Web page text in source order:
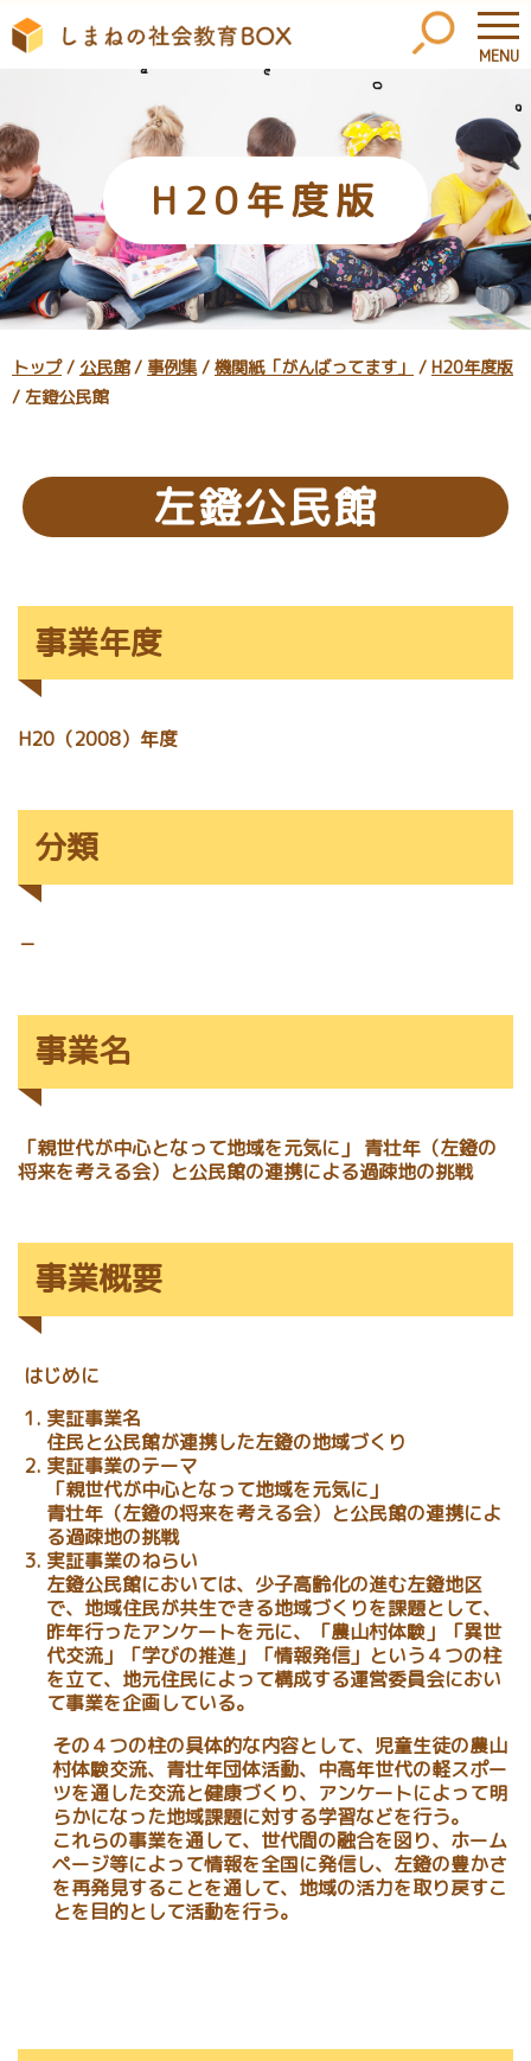
MENU
H20年度版
現
在
置：
トップ/ 公民館/ 事例集/ 機関紙「がんばってます」 / H20年度版
/ 左鐙公民館
左鐙公民館
事業年度
H20（2008）年度
分類
－
事業名
「親世代が中心となって地域を元気に」 青壮年（左鐙の
将来を考える会）と公民館の連携による過疎地の挑戦
事業概要
はじめに
実証事業名
住民と公民館が連携した左鐙の地域づくり
実証事業のテーマ
「親世代が中心となって地域を元気に」
青壮年（左鐙の将来を考える会）と公民館の連携によ
る過疎地の挑戦
実証事業のねらい
左鐙公民館においては、少子高齢化の進む左鐙地区
で、地域住民が共生できる地域づくりを課題として、
昨年行ったアンケートを元に、「農山村体験」「異世
代交流」「学びの推進」「情報発信」という４つの柱
を立て、地元住民によって構成する運営委員会におい
て事業を企画している。
その４つの柱の具体的な内容として、児童生徒の農山
村体験交流、青壮年団体活動、中高年世代の軽スポー
ツを通した交流と健康づくり、アンケートによって明
らかになった地域課題に対する学習などを行う。
これらの事業を通して、世代間の融合を図り、ホーム
ページ等によって情報を全国に発信し、左鐙の豊かさ
を再発見することを通して、地域の活力を取り戻すこ
とを目的として活動を行う。